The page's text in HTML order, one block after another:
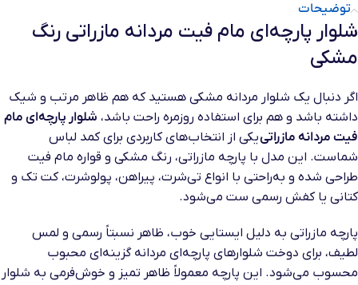
توضیحات
شلوار پارچه‌ای مام فیت مردانه مازراتی رنگ
مشکی
اگر دنبال یک شلوار مردانه مشکی هستید که هم ظاهر مرتب و شیک
داشته باشد و هم برای استفاده روزمره راحت باشد، شلوار پارچه‌ای مام
فیت مردانه مازراتییکی از انتخاب‌های کاربردی برای کمد لباس
شماست. این مدل با پارچه مازراتی، رنگ مشکی و قواره مام فیت
طراحی شده و به‌راحتی با انواع تی‌شرت، پیراهن، پولوشرت، کت تک و
کتانی یا کفش رسمی ست می‌شود.
پارچه مازراتی به دلیل ایستایی خوب، ظاهر نسبتاً رسمی و لمس
لطیف، برای دوخت شلوارهای پارچه‌ای مردانه گزینه‌ای محبوب
محسوب می‌شود. این پارچه معمولاً ظاهر تمیز و خوش‌فرمی به شلوار